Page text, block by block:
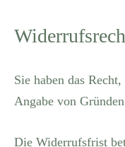
Sie haben das
Angabe von
Die Widerrufsfrist